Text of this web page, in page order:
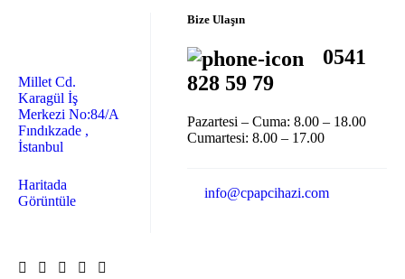
Millet Cd.
Karagül İş
Merkezi No:84/A
Fındıkzade ,
İstanbul
Haritada
Görüntüle
Bize Ulaşın
0541
828 59 79
Pazartesi – Cuma: 8.00 – 18.00
Cumartesi: 8.00 – 17.00
info@cpapcihazi.com